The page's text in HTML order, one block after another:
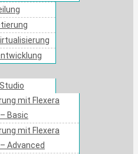
mit Flexera
Basic
mit Flexera
Advanced